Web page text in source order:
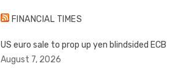
FINANCIAL TIMES
US euro sale to prop up yen blindsided ECB
August 7, 2026